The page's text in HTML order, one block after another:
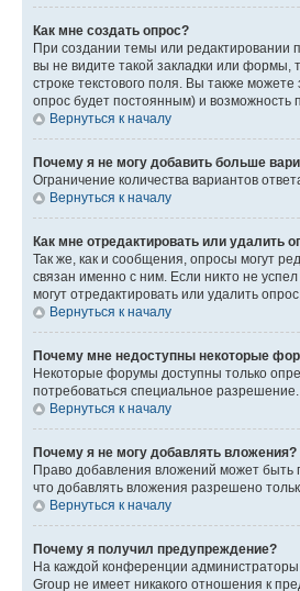
Как мне создать опрос?
При создании темы или редактировании
вы не видите такой закладки или формы,
строке текстового поля. Вы также
опрос будет постоянным) и возможность
Вернуться к началу
Почему я не могу добавить больше
Ограничение количества вариантов
Вернуться к началу
Как мне отредактировать или удалить
Так же, как и сообщения, опросы могут
связан именно с ним. Если никто не
могут отредактировать или удалить
Вернуться к началу
Почему мне недоступны некоторые
Некоторые форумы доступны только
потребоваться специальное
Вернуться к началу
Почему я не могу добавлять вложения?
Право добавления вложений может
что добавлять вложения разрешено
Вернуться к началу
Почему я получил предупреждение?
На каждой конференции
Group не имеет никакого отношения к